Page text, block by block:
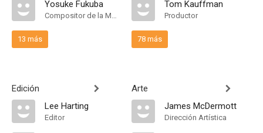
Yosuke Fukuba
Compositor de la Música Original
13 más
Edición
Lee Harting
Editor
Tom Kauffman
Productor
78 más
Arte
James McDermott
Dirección Artística